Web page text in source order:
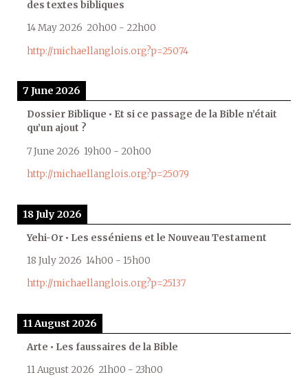
des textes bibliques
14 May 2026 20h00 - 22h00
http://michaellanglois.org?p=25074
7 June 2026
Dossier Biblique • Et si ce passage de la Bible n’était
qu’un ajout ?
7 June 2026 19h00 - 20h00
http://michaellanglois.org?p=25079
18 July 2026
Yehi-Or • Les esséniens et le Nouveau Testament
18 July 2026 14h00 - 15h00
http://michaellanglois.org?p=25137
11 August 2026
Arte • Les faussaires de la Bible
11 August 2026 21h00 - 23h00